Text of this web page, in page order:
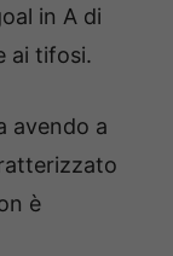
in A di
ai tifosi.
avendo a
è